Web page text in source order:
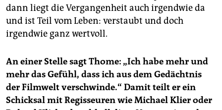
dann liegt die Vergangenheit auch irgendwie da
und ist Teil vom Leben: verstaubt und doch
irgendwie ganz wertvoll.
An einer Stelle sagt Thome: „Ich habe mehr und
mehr das Gefühl, dass ich aus dem Gedächtnis
der Filmwelt verschwinde.“ Damit teilt er ein
Schicksal mit Regisseuren wie Michael Klier oder